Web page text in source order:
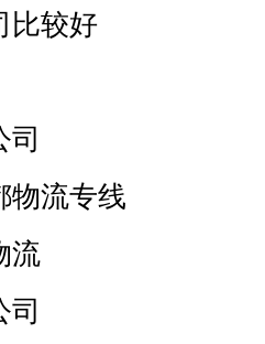
比较好
司
物流专线
流
司